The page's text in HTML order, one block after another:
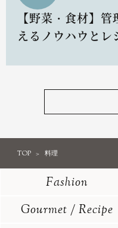
【野菜・食材】
えるノウハウとレ
TOP 料理
Fashion
Gourmet / Recipe